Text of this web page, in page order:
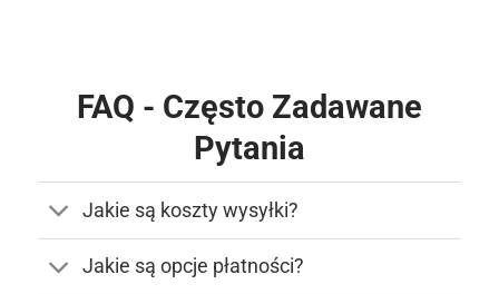
FAQ - Często Zadawane
Pytania
Jakie są koszty wysyłki?
Jakie są opcje płatności?